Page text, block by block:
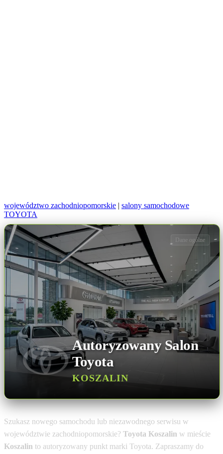
województwo zachodniopomorskie | salony samochodowe
TOYOTA
Autoryzowany Salon
Toyota
KOSZALIN
Dane ogólne
Szukasz nowego samochodu lub niezawodnego serwisu w
województwie zachodniopomorskie? Toyota Koszalin w mieście
Koszalin to autoryzowany punkt marki Toyota. Zapraszamy do